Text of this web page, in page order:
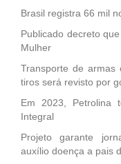
Brasil registra 66 mil
Publicado decreto
Mulher
Transporte de armas
tiros será revisto por
Em 2023, Petrolina
Integral
Projeto garante
auxílio doença a pais